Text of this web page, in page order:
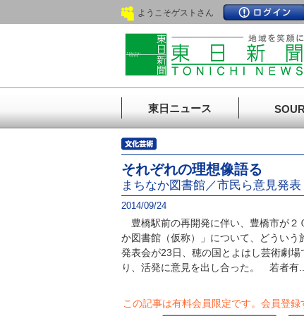
ようこそゲストさん
東日ニュース
それぞれの理想像語る
まちなか図書館／市民ら意見発表
2014/09/24
豊橋駅前の再開発に伴い、豊橋市が２
か図書館（仮称）」について、どういう
発表会が23日、穂の国とよはし芸術劇
り、活発に意見を出し合った。 若者有...
この記事は有料会員限定です。 会員登録